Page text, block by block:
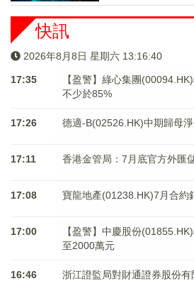
快訊
2026年8月8日 星期六 13:16:40
17:35
【盈警】綠心集團
不少於85%
17:26 德適-B(02526.HK)中期歸母
17:11 香港金管局：7月底官方外匯
17:08 寶龍地產(01238.HK)7月合約
17:00
【盈警】中慶股份
至2000萬元
16:46
浙江證監局對財通證券股份